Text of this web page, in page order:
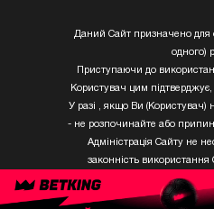
Даний Сайт призначено для
одного)
Приступаючи до
Користувач цим підтверджує,
У разі , якщо Ви (Користувач)
- не розпочинайте або
Адміністрація Сайту не
законність використання
Користувачем, який не